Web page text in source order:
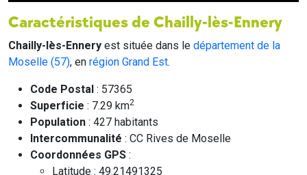
Caractéristiques de Chailly-lès-Ennery
Chailly-lès-Ennery est située dans le département de la
Moselle (57), en région Grand Est.
Code Postal : 57365
Superficie : 7.29 km2
Population : 427 habitants
Intercommunalité : CC Rives de Moselle
Coordonnées GPS :
Latitude : 49.21491325